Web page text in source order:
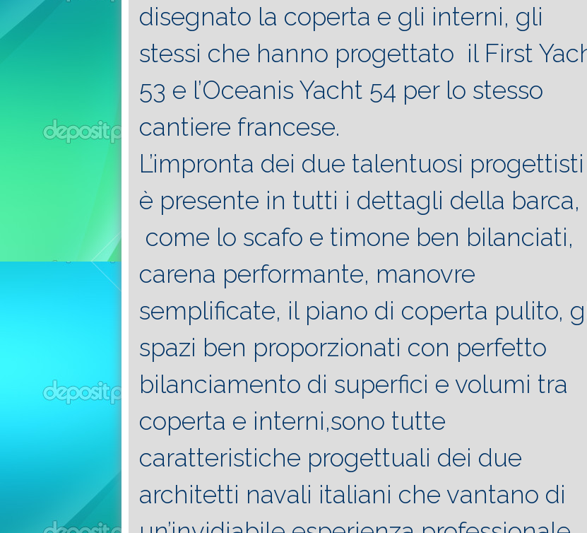
disegnato la coperta e gli interni, gli
stessi che hanno progettato il First
53 e l’Oceanis Yacht 54 per lo stesso
cantiere francese.
L’impronta dei due talentuosi progettisti
è presente in tutti i dettagli della barca,
come lo scafo e timone ben bilanciati,
carena performante, manovre
semplificate, il piano di coperta pulito,
spazi ben proporzionati con perfetto
bilanciamento di superfici e volumi tra
coperta e interni,sono tutte
caratteristiche progettuali dei due
architetti navali italiani che vantano di
Luglio
6, 2022
abitabilità,
e
prestazioni
8, 2016
Multiple
choice
questions
on
SANTANA
AND
THE
Marzo
19, 2023
“Fiart
Set to
Impress
at the
Palm
Marzo
19, 2023
“Fiart
pronta
stupire
SC-
46 il
catamarano
ad
alte
e